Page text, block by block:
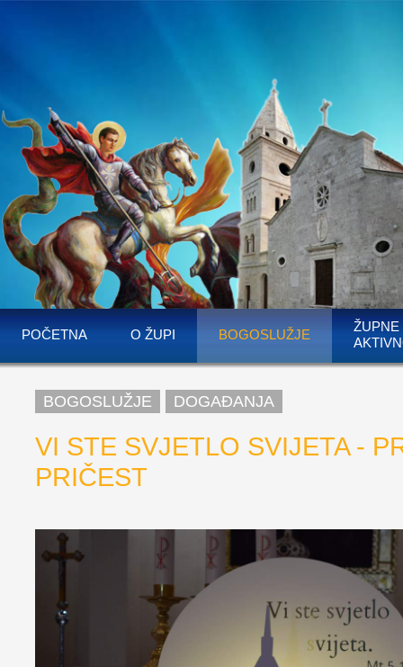
POČETNA O ŽUPI BOGOSLUŽJE
ŽUPNE
BOGOSLUŽJE DOGAĐANJA
VI STE SVJETLO SVIJETA -
PRIČEST